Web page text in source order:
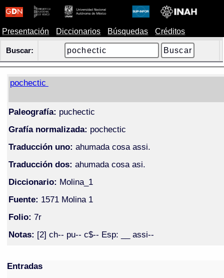
Presentación Diccionarios Búsquedas Créditos
Buscar:
pochectic
Paleografía: puchectic
Grafía normalizada: pochectic
Traducción uno: ahumada cosa assi.
Traducción dos: ahumada cosa asi.
Diccionario: Molina_1
Fuente: 1571 Molina 1
Folio: 7r
Notas: [2] ch-- pu-- c$-- Esp: __ assi--
Entradas